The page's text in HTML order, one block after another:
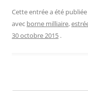
Cette entrée a été
avec borne milliaire,
30 octobre 2015 .